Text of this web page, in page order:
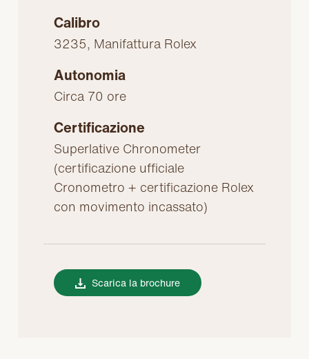
Calibro
3235, Manifattura Rolex
Autonomia
Circa 70 ore
Certificazione
Superlative Chronometer
(certificazione ufficiale
Cronometro + certificazione Rolex
con movimento incassato)
Scarica la brochure